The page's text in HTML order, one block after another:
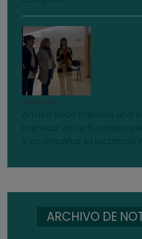
05/08/2026
ARCHIVO DE